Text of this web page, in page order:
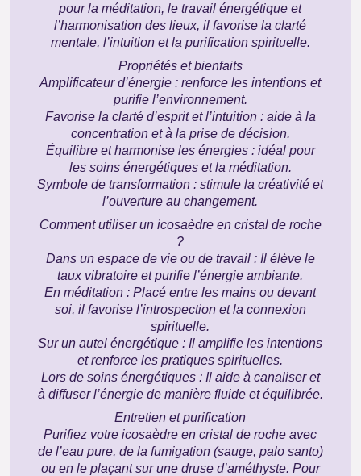
pour la méditation, le travail énergétique et
l’harmonisation des lieux, il favorise la clarté
mentale, l’intuition et la purification spirituelle.
Propriétés et bienfaits
Amplificateur d’énergie : renforce les intentions et
purifie l’environnement.
Favorise la clarté d’esprit et l’intuition : aide à la
concentration et à la prise de décision.
Équilibre et harmonise les énergies : idéal pour
les soins énergétiques et la méditation.
Symbole de transformation : stimule la créativité et
l’ouverture au changement.
Comment utiliser un icosaèdre en cristal de roche
?
Dans un espace de vie ou de travail : Il élève le
taux vibratoire et purifie l’énergie ambiante.
En méditation : Placé entre les mains ou devant
soi, il favorise l’introspection et la connexion
spirituelle.
Sur un autel énergétique : Il amplifie les intentions
et renforce les pratiques spirituelles.
Lors de soins énergétiques : Il aide à canaliser et
à diffuser l’énergie de manière fluide et équilibrée.
Entretien et purification
Purifiez votre icosaèdre en cristal de roche avec
de l’eau pure, de la fumigation (sauge, palo santo)
ou en le plaçant sur une druse d’améthyste. Pour